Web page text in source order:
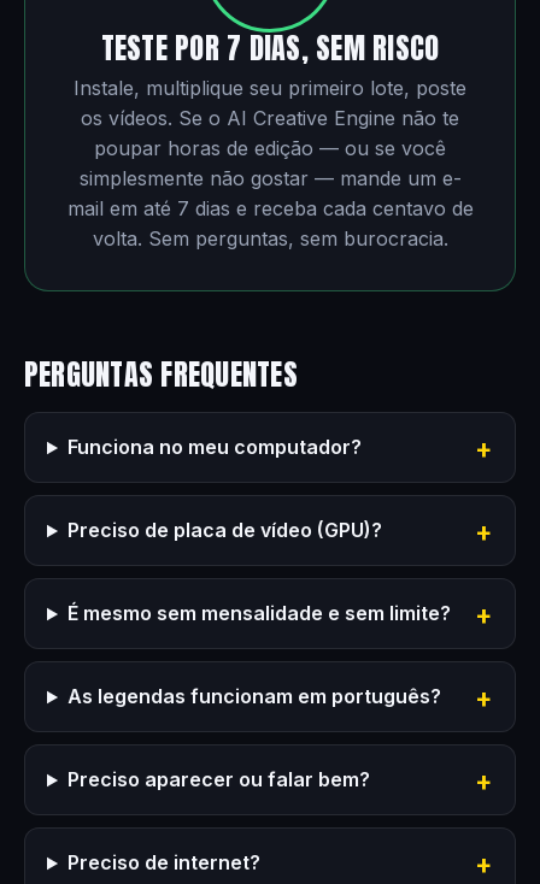
TESTE POR 7 DIAS, SEM RISCO
Instale, multiplique seu primeiro lote, poste
os vídeos. Se o AI Creative Engine não te
poupar horas de edição — ou se você
simplesmente não gostar — mande um e-
mail em até 7 dias e receba cada centavo de
volta. Sem perguntas, sem burocracia.
PERGUNTAS FREQUENTES
Funciona no meu computador?
Preciso de placa de vídeo (GPU)?
É mesmo sem mensalidade e sem limite?
As legendas funcionam em português?
Preciso aparecer ou falar bem?
Preciso de internet?